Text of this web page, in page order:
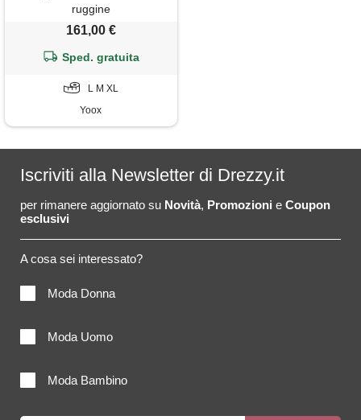
ruggine
161,00 €
Sped. gratuita
L M XL
Yoox
Iscriviti alla Newsletter di Drezzy.it
per rimanere aggiornato su Novità, Promozioni e Coupon
esclusivi
A cosa sei interessato?
Moda Donna
Moda Uomo
Moda Bambino